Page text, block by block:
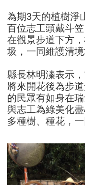
為期3天的植樹淨
百位志工頭戴斗
在觀景步道下方
圾，一同維護清境
縣長林明溱表示
將來開花後為步
的民眾有如身在
與志工為綠美化
多種樹、種花，